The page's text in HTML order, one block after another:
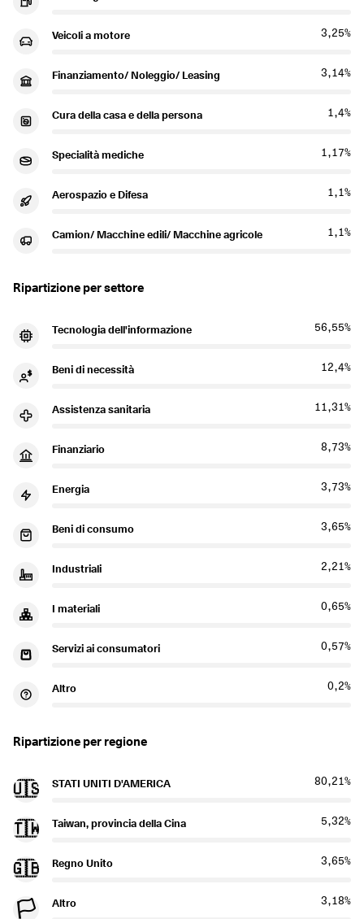
Veicoli a motore 3,25%
Finanziamento/ Noleggio/ Leasing 3,14%
Cura della casa e della persona 1,4%
Specialità mediche 1,17%
Aerospazio e Difesa 1,1%
Camion/ Macchine edili/ Macchine agricole 1,1%
Ripartizione per settore
Tecnologia dell'informazione 56,55%
Beni di necessità 12,4%
Assistenza sanitaria 11,31%
Finanziario 8,73%
Energia 3,73%
Beni di consumo 3,65%
Industriali 2,21%
I materiali 0,65%
Servizi ai consumatori 0,57%
Altro 0,2%
Ripartizione per regione
🇺🇸 STATI UNITI D'AMERICA 80,21%
🇹🇼 Taiwan, provincia della Cina 5,32%
🇬🇧 Regno Unito 3,65%
🏳️ Altro 3,18%